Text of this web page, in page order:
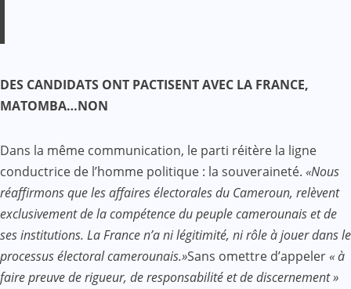
DES CANDIDATS ONT PACTISENT AVEC LA FRANCE,
MATOMBA…NON
Dans la même communication, le parti réitère la ligne
conductrice de l’homme politique : la souveraineté. «Nous
réaffirmons que les affaires électorales du Cameroun, relèvent
exclusivement de la compétence du peuple camerounais et de
ses institutions. La France n’a ni légitimité, ni rôle à jouer dans le
processus électoral camerounais.»Sans omettre d’appeler« à
faire preuve de rigueur, de responsabilité et de discernement »